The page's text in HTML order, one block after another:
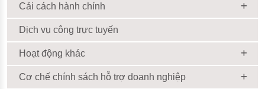
Cải cách hành chính
Dịch vụ công trực tuyến
Hoạt động khác
Cơ chế chính sách hỗ trợ doanh nghiệp